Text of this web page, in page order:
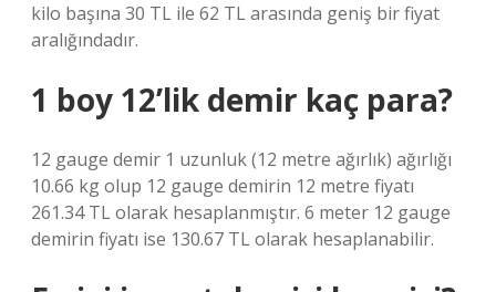
kilo başına 30 TL ile 62 TL arasında geniş bir fiyat
aralığındadır.
1 boy 12’lik demir kaç para?
12 gauge demir 1 uzunluk (12 metre ağırlık) ağırlığı
10.66 kg olup 12 gauge demirin 12 metre fiyatı
261.34 TL olarak hesaplanmıştır. 6 meter 12 gauge
demirin fiyatı ise 130.67 TL olarak hesaplanabilir.